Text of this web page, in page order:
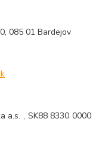
085 01 Bardejov
a.s. , SK88 8330 0000